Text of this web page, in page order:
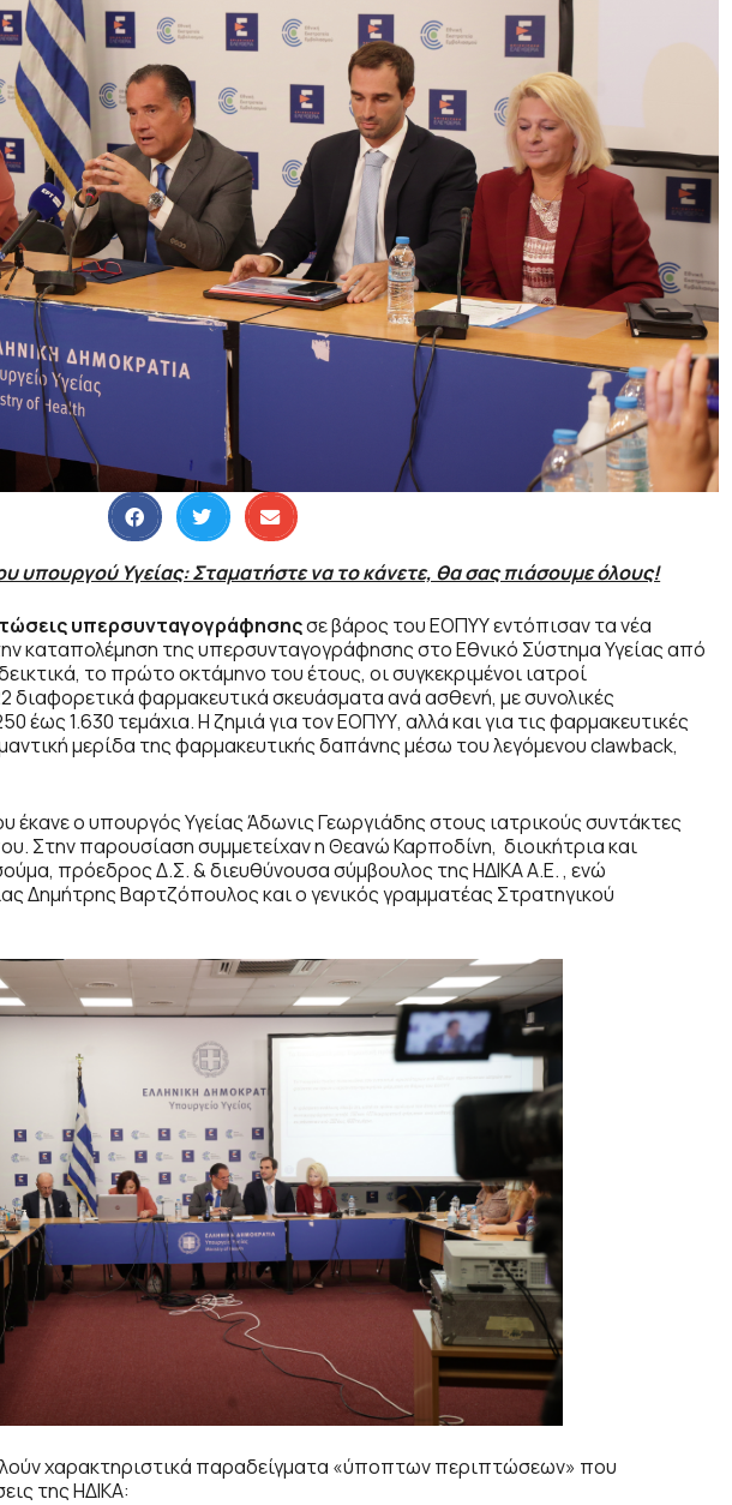
υπουργού Υγείας: Σταματήστε να το κάνετε, θα σας πιάσουμε όλους!
υπερσυνταγογράφησηςσε βάρος του ΕΟΠΥΥ εντόπισαν τα νέα
καταπολέμηση της υπερσυνταγογράφησης στο Εθνικό Σύστημα Υγείας από
το πρώτο οκτάμηνο του έτους, οι συγκεκριμένοι ιατροί
φαρμακευτικά σκευάσματα ανά ασθενή, με συνολικές
έως 1.630 τεμάχια. Η ζημιά για τον ΕΟΠΥΥ, αλλά και για τις φαρμακευτικές
μερίδα της φαρμακευτικής δαπάνης μέσω του λεγόμενου clawback,
έκανε ο υπουργός Υγείας Άδωνις Γεωργιάδης στους ιατρικούς συντάκτες
Στην παρουσίαση συμμετείχαν η Θεανώ Καρποδίνη, διοικήτρια και
πρόεδρος Δ.Σ. & διευθύνουσα σύμβουλος της ΗΔΙΚΑ Α.Ε. , ενώ
Δημήτρης Βαρτζόπουλος και ο γενικός γραμματέας Στρατηγικού
χαρακτηριστικά παραδείγματα «ύποπτων περιπτώσεων» που
της ΗΔΙΚΑ: